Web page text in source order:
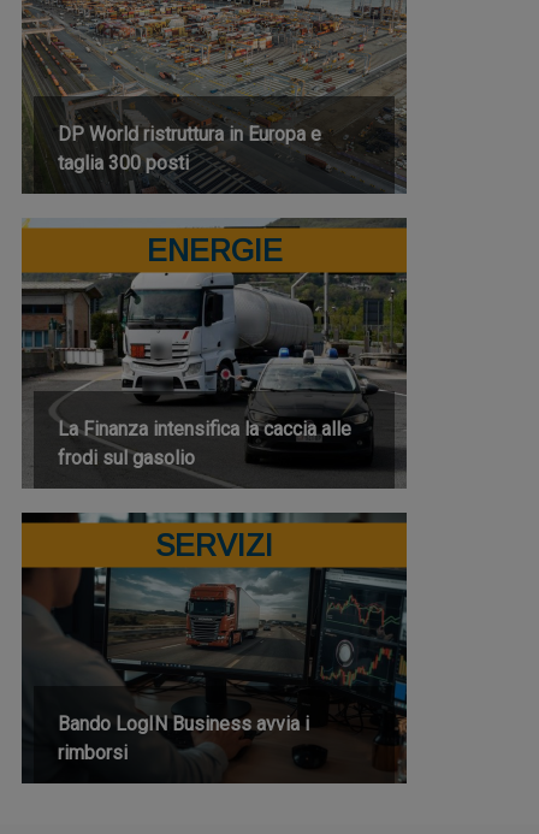
DP World ristruttura in Europa e
taglia 300 posti
ENERGIE
La Finanza intensifica la caccia alle
frodi sul gasolio
SERVIZI
Bando LogIN Business avvia i
rimborsi